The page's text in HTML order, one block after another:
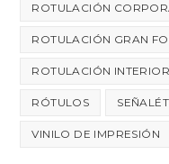
ROTULACIÓN
ROTULACIÓN GRAN
ROTULACIÓN INTERIOR
RÓTULOS
VINILO DE IMPRESIÓN